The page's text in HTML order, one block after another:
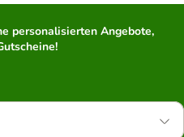
personalisierten Angebote,